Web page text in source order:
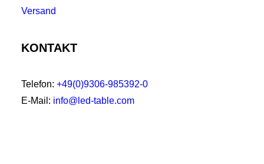
Versand
KONTAKT
Telefon: +49(0)9306-985392-0
E-Mail: info@led-table.com